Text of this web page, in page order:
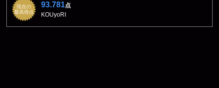
現在の
最高得点
93.781点
KOUyoRI